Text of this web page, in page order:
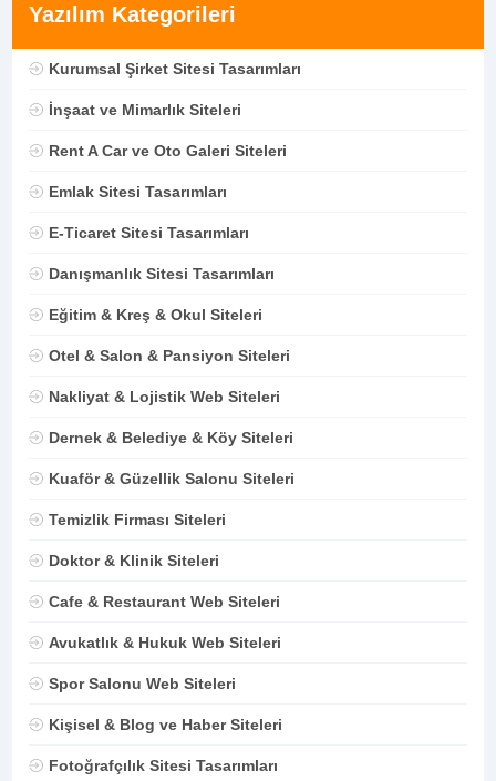
Yazılım Kategorileri
Kurumsal Şirket Sitesi Tasarımları
İnşaat ve Mimarlık Siteleri
Rent A Car ve Oto Galeri Siteleri
Emlak Sitesi Tasarımları
E-Ticaret Sitesi Tasarımları
Danışmanlık Sitesi Tasarımları
Eğitim & Kreş & Okul Siteleri
Otel & Salon & Pansiyon Siteleri
Nakliyat & Lojistik Web Siteleri
Dernek & Belediye & Köy Siteleri
Kuaför & Güzellik Salonu Siteleri
Temizlik Firması Siteleri
Doktor & Klinik Siteleri
Cafe & Restaurant Web Siteleri
Avukatlık & Hukuk Web Siteleri
Spor Salonu Web Siteleri
Kişisel & Blog ve Haber Siteleri
Fotoğrafçılık Sitesi Tasarımları